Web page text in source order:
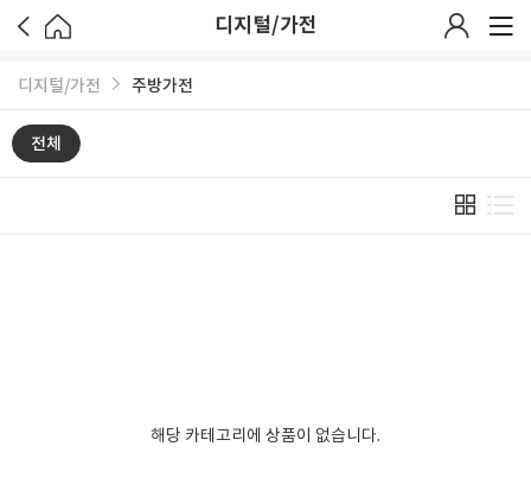
디지털/가전
디지털/가전 주방가전
전체
해당 카테고리에 상품이 없습니다.